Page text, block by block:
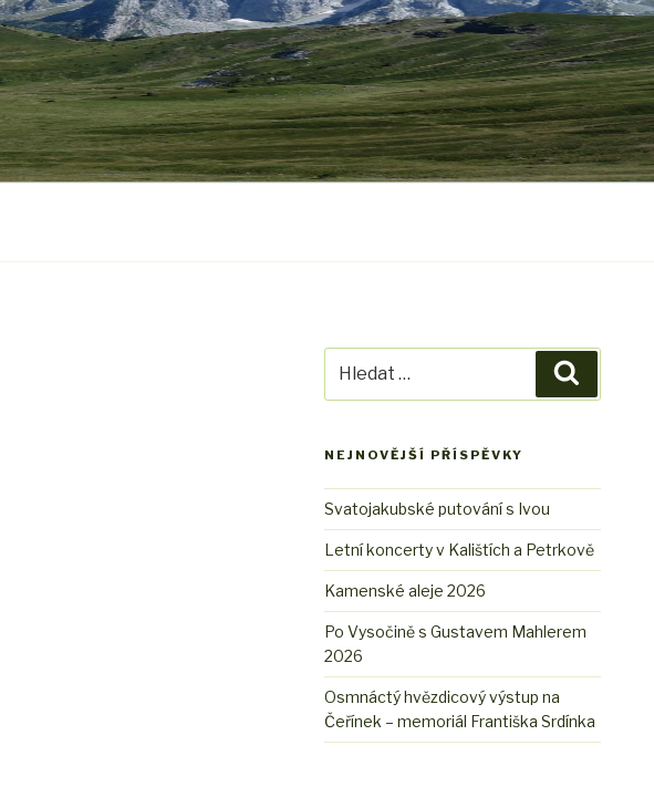
NEJNOVĚJŠÍ PŘÍSPĚVKY
Svatojakubské putování s Ivou
Letní koncerty v Kalištích a Petrkově
Kamenské aleje 2026
Po Vysočině s Gustavem Mahlerem
2026
Osmnáctý hvězdicový výstup na
Čeřínek – memoriál Františka Srdínka